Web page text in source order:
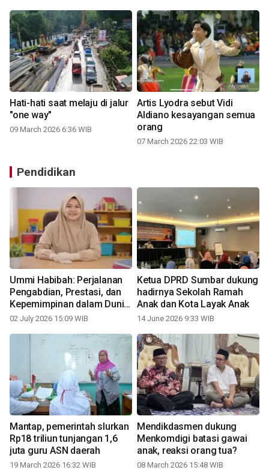
Hati-hati saat melaju di jalur
"one way"
09 March 2026 6:36 WIB
Artis Lyodra sebut Vidi
Aldiano kesayangan semua
orang
07 March 2026 22:03 WIB
Pendidikan
Ummi Habibah: Perjalanan
Pengabdian, Prestasi, dan
Kepemimpinan dalam Dunia
Pendidikan Anak Usia Dini
02 July 2026 15:09 WIB
Ketua DPRD Sumbar dukung
hadirnya Sekolah Ramah
Anak dan Kota Layak Anak
14 June 2026 9:33 WIB
Mantap, pemerintah slurkan
Rp18 triliun tunjangan 1,6
juta guru ASN daerah
19 March 2026 16:32 WIB
Mendikdasmen dukung
Menkomdigi batasi gawai
anak, reaksi orang tua?
08 March 2026 15:48 WIB